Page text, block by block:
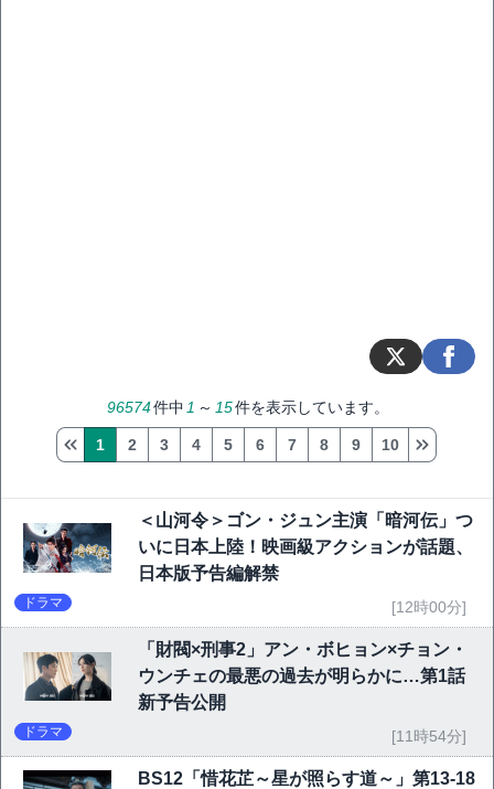
96574件中 1 ～ 15件を表示しています。
1 2 3 4 5 6 7 8 9 10
＜山河令＞ゴン・ジュン主演「暗河伝」つ
いに日本上陸！映画級アクションが話題、
日本版予告編解禁
ドラマ [12時00分]
「財閥×刑事2」アン・ボヒョン×チョン・
ウンチェの最悪の過去が明らかに…第1話
新予告公開
ドラマ [11時54分]
BS12「惜花芷～星が照らす道～」第13-18